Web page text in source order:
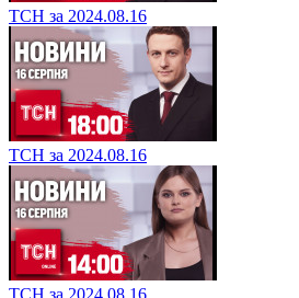
ТСН за 2024.08.16
ТСН за 2024.08.16
ТСН за 2024.08.16